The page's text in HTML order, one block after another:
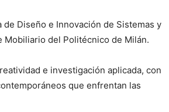
Diseño e Innovación de Sistemas y
del Politécnico de Milán.
e investigación aplicada, con
que enfrentan las